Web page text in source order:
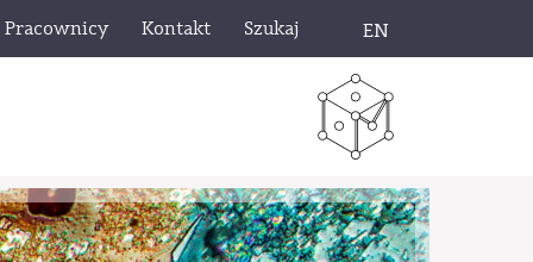
Pracownicy Kontakt Szukaj EN